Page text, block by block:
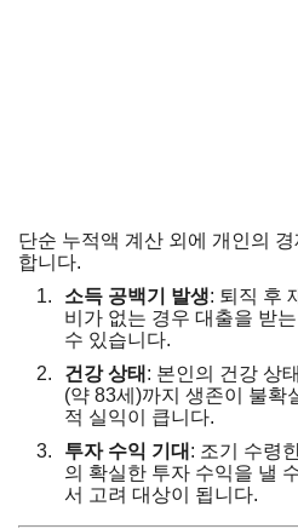
단순 누적액 계산 외에 개인의
합니다.
소득 공백기 발생: 퇴직 후
비가 없는 경우 대출을 받
수 있습니다.
건강 상태 : 본인의 건강 상
(약 83세)까지 생존이 불확
적 실익이 큽니다.
투자 수익 기대 : 조기 수령
의 확실한 투자 수익을 낼
서 고려 대상이 됩니다.